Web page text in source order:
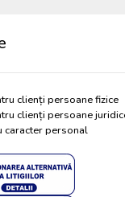
clienți persoane fizice
clienți persoane
caracter personal